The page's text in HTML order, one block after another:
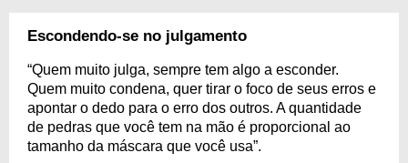
Escondendo-se no julgamento
“Quem muito julga, sempre tem algo a esconder.
Quem muito condena, quer tirar o foco de seus erros e
apontar o dedo para o erro dos outros. A quantidade
de pedras que você tem na mão é proporcional ao
tamanho da máscara que você usa”.